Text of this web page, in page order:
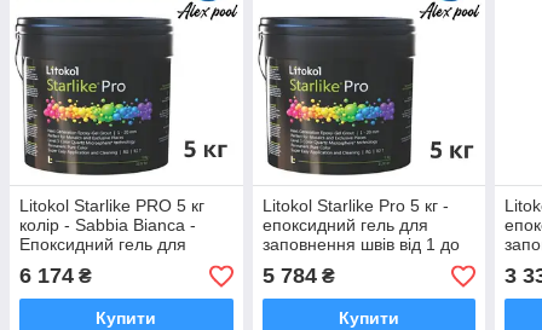
Litokol Starlike PRO 5 кг
колір - Sabbia Bianca -
Епоксидний гель для
заповнення швів від 1 до
20 мм
6 174 ₴
Купити
Litokol Starlike Pro 5 кг -
епоксидний гель для
заповнення швів від 1 до
мозаїки, плитки - базові
кольори
5 784₴
Купити
3